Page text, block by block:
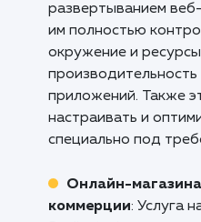
надежную
высокую
обратиться к
нами уже
потребности и
вашего сервера.
услуги дадут вам
и надежности